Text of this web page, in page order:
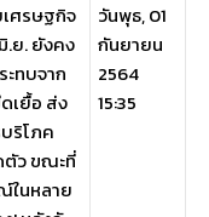
เศรษฐกิจ
.ย. ยังคง
ทบจาก
เยื้อ ส่ง
บริโภค
ตัว ขณะที่
ในหลาย
วันพุธ, 01
กันยายน
2564
15:35